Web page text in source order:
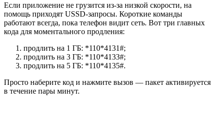
Если приложение не грузится из-за низкой скорости, на
помощь приходят USSD-запросы. Короткие команды
работают всегда, пока телефон видит сеть. Вот три главных
кода для моментального продления:
продлить на 1 ГБ: *110*4131#;
продлить на 3 ГБ: *110*4133#;
продлить на 5 ГБ: *110*4135#.
Просто наберите код и нажмите вызов — пакет активируется
в течение пары минут.